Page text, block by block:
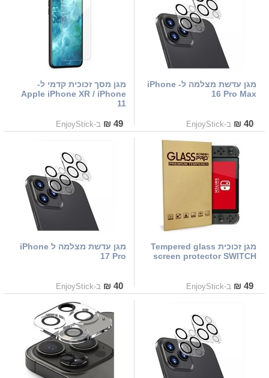
מגן עדשת מצלמה ל- iPhone
16 Pro Max
40 ₪ ב-EnjoyStick
מגן מסך זכוכית קדמי ל-
Apple iPhone XR / iPhone
11
49 ₪ ב-EnjoyStick
מגן זכוכית Tempered glass
screen protector SWITCH
49 ₪ ב-EnjoyStick
מגן עדשת מצלמה ל iPhone
17 Pro
40 ₪ ב-EnjoyStick